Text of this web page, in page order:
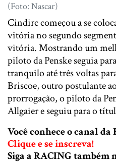
(Foto: Nascar)
Cindirc começou a se
vitória no segundo
vitória. Mostrando um
piloto da Penske seguia
tranquilo até três voltas
Briscoe, outro postulante
prorrogação, o piloto da
Allgaier e seguiu para o
Você conhece o canal
Clique e se inscreva!
Siga a RACING também